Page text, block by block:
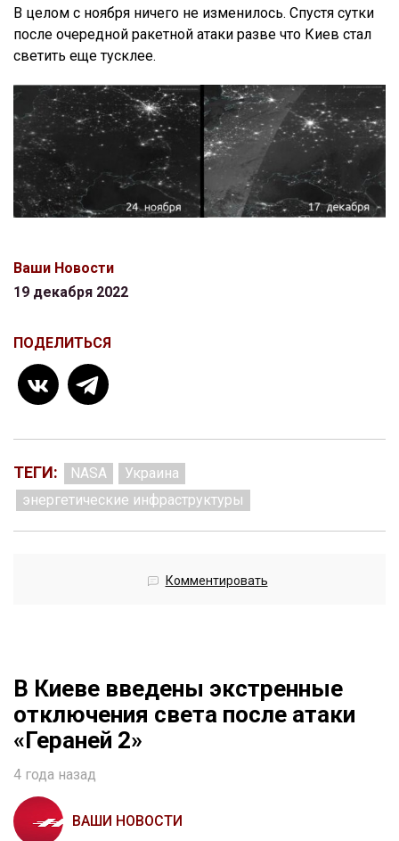
В целом с ноября ничего не изменилось. Спустя сутки
после очередной ракетной атаки разве что Киев стал
светить еще тусклее.
Ваши Новости
19 декабря 2022
ПОДЕЛИТЬСЯ
ТЕГИ: NASA
Украина
энергетические инфраструктуры
Комментировать
В Киеве введены экстренные
отключения света после атаки
«Гераней 2»
4 года назад
ВАШИ НОВОСТИ